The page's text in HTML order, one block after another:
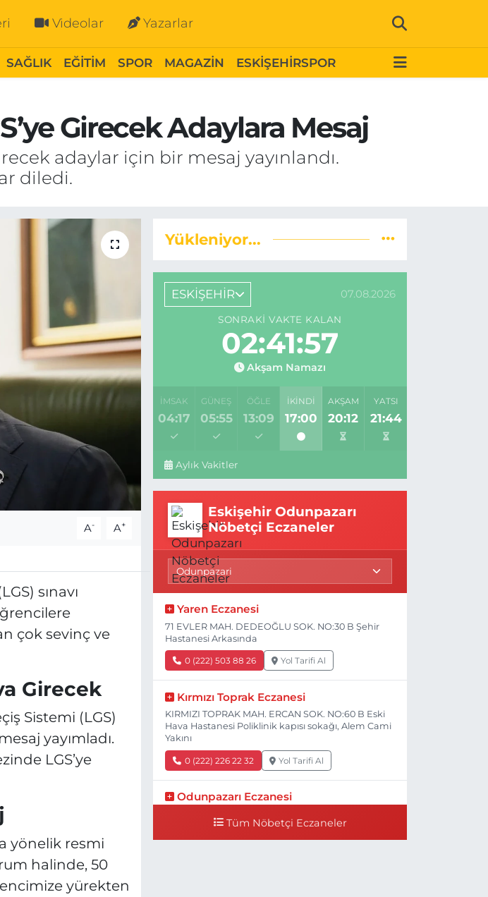
Videolar Yazarlar
SAĞLIK EĞİTİM SPOR MAGAZİN ESKİŞEHİRSPOR
Girecek Adaylara Mesaj
adaylar için bir mesaj yayınlandı.
diledi.
A- A+
sınavı
çok sevinç ve
Girecek
Sistemi (LGS)
yayımladı.
LGS’ye
yönelik resmi
halinde, 50
yürekten
Yükleniyor...
ESKİŞEHİR 07.08.2026
SONRAKI VAKTE KALAN
02:41:56
Akşam Namazı
İMSAK
04:17
GÜNEŞ
05:55
ÖĞLE
13:09
İKINDI
17:00
AKŞAM
20:12
YATSI
21:44
Aylık Vakitler
Eskişehir Odunpazarı
Nöbetçi Eczaneler
Yaren Eczanesi
71 EVLER MAH. DEDEOĞLU SOK. NO:30 B Şehir
Hastanesi Arkasında
0 (222) 503 88 26 Yol Tarifi Al
Kırmızı Toprak Eczanesi
KIRMIZI TOPRAK MAH. ERCAN SOK. NO:60 B Eski
Hava Hastanesi Poliklinik kapısı sokağı, Alem Cami
Yakını
0 (222) 226 22 32 Yol Tarifi Al
Odunpazarı Eczanesi
NO:21 E TIP FAKÜLTESİ KARŞISI
Tüm Nöbetçi Eczaneler